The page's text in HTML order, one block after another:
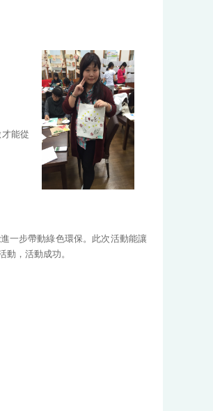
能從
一步帶動綠色環保。此次活動能讓
動，活動成功。